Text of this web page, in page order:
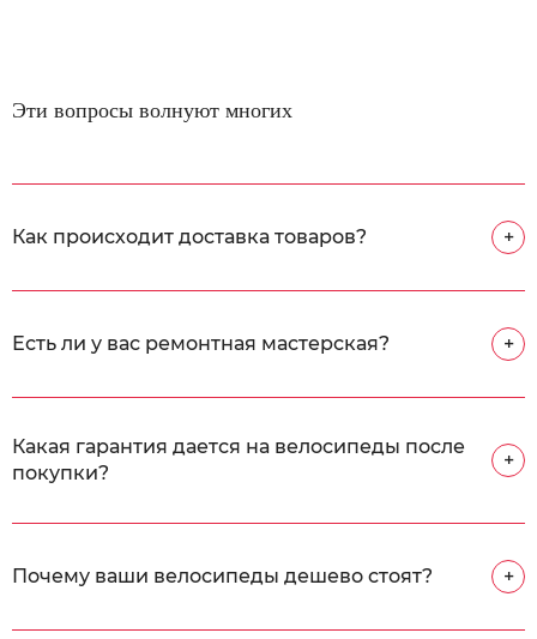
Эти вопросы волнуют многих
Как происходит доставка товаров? +
Есть ли у вас ремонтная мастерская? +
Какая гарантия дается на велосипеды после
покупки?
+
Почему ваши велосипеды дешево стоят? +